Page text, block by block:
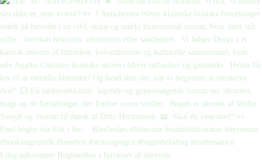
I dag udkommer Boghandlen i fyrtårnet af internati